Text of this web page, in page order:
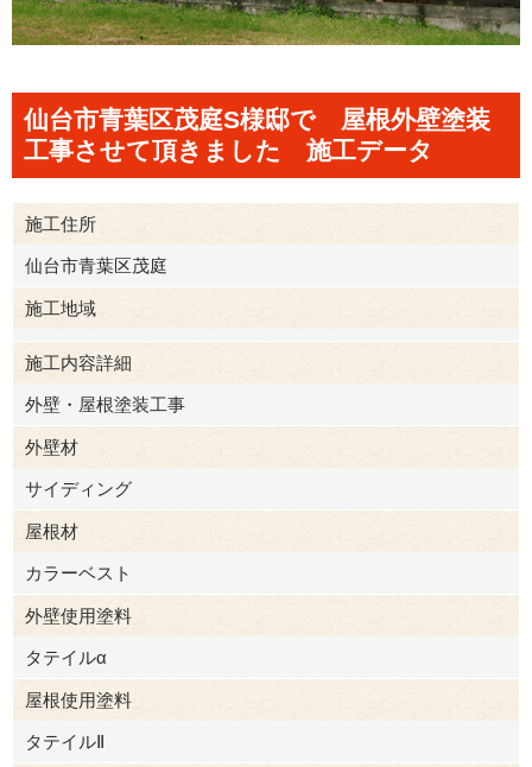
仙台市青葉区茂庭S様邸で 屋根外壁塗装
工事させて頂きました 施工データ
施工住所
仙台市青葉区茂庭
施工地域
施工内容詳細
外壁・屋根塗装工事
外壁材
サイディング
屋根材
カラーベスト
外壁使用塗料
タテイルα
屋根使用塗料
タテイルⅡ